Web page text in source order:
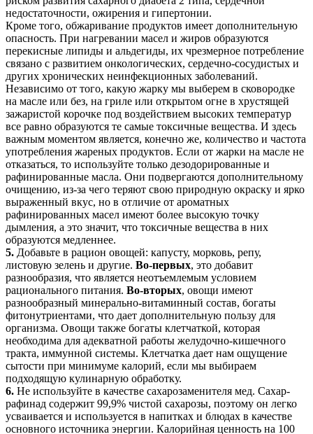
недостаточности, ожирения и гипертонии.
Кроме того, обжаривание продуктов имеет дополнительную
опасность. При нагревании масел и жиров образуются
перекисные липиды и альдегиды, их чрезмерное потребление
связано с развитием онкологических, сердечно-сосудистых и
других хронических неинфекционных заболеваний.
Независимо от того, какую жарку мы выберем в сковородке
на масле или без, на гриле или открытом огне в хрустящей
зажаристой корочке под воздействием высоких температур
все равно образуются те самые токсичные вещества. И здесь
важным моментом является, конечно же, количество и частота
употребления жареных продуктов. Если от жарки на масле не
отказаться, то используйте только дезодорированные и
рафинированные масла. Они подвергаются дополнительному
очищению, из-за чего теряют свою природную окраску и ярко
выраженный вкус, но в отличие от ароматных
рафинированных масел имеют более высокую точку
дымления, а это значит, что токсичные вещества в них
образуются медленнее.
5. Добавьте в рацион овощей: капусту, морковь, репу,
листовую зелень и другие. Во-первых, это добавит
разнообразия, что является неотъемлемым условием
рационального питания. Во-вторых, овощи имеют
разнообразный минерально-витаминный состав, богаты
фитонутриентами, что дает дополнительную пользу для
организма. Овощи также богаты клетчаткой, которая
необходима для адекватной работы желудочно-кишечного
тракта, иммунной системы. Клетчатка дает нам ощущение
сытости при минимуме калорий, если мы выбираем
подходящую кулинарную обработку.
6. Не используйте в качестве сахарозаменителя мед. Сахар-
рафинад содержит 99,9% чистой сахарозы, поэтому он легко
усваивается и используется в напитках и блюдах в качестве
основного источника энергии. Калорийная ценность на 100